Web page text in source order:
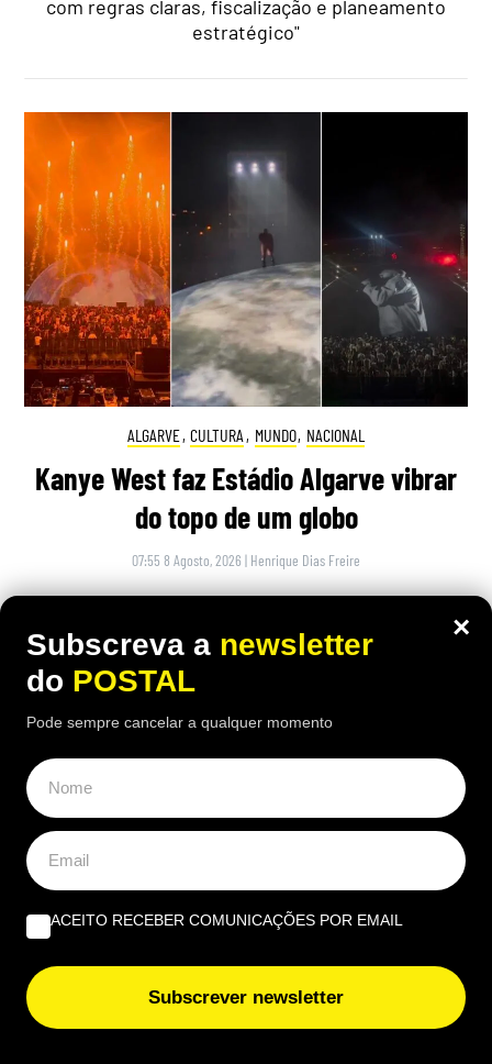
com regras claras, fiscalização e planeamento
estratégico"
ALGARVE, CULTURA , MUNDO, NACIONAL
Kanye West faz Estádio Algarve vibrar
do topo de um globo
07:55 8 Agosto, 2026 | Henrique Dias Freire
concerto de duas horas, com efeitos visuais, fogo
de artifício e a participação da filha North West
×
Subscreva a newsletter
do POSTAL
Pode sempre cancelar a qualquer momento
ACEITO RECEBER COMUNICAÇÕES POR EMAIL
Subscrever newsletter